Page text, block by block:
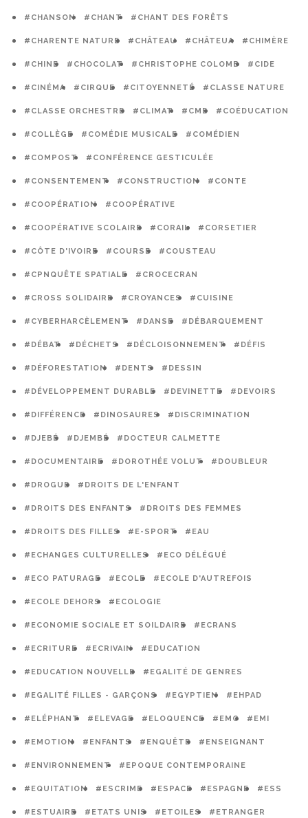
#CHANSON #CHANT #CHANT DES FORÊTS
#CHARENTE NATURE #CHÂTEAU #CHÂTEUA #CHIMÈRE
#CHINE #CHOCOLAT #CHRISTOPHE COLOMB #CIDE
#CINÉMA #CIRQUE #CITOYENNETÉ #CLASSE NATURE
#CLASSE ORCHESTRE #CLIMAT #CME #COÉDUCATION
#COLLÈGE #COMÉDIE MUSICALE #COMÉDIEN
#COMPOST #CONFÉRENCE GESTICULÉE
#CONSENTEMENT #CONSTRUCTION #CONTE
#COOPÉRATION #COOPÉRATIVE
#COOPÉRATIVE SCOLAIRE #CORAIL #CORSETIER
#CÔTE D'IVOIRE #COURSE #COUSTEAU
#CPNQUÊTE SPATIALE #CROCECRAN
#CROSS SOLIDAIRE #CROYANCES #CUISINE
#CYBERHARCÈLEMENT #DANSE #DÉBARQUEMENT
#DÉBAT #DÉCHETS #DÉCLOISONNEMENT #DÉFIS
#DÉFORESTATION #DENTS #DESSIN
#DÉVELOPPEMENT DURABLE #DEVINETTE #DEVOIRS
#DIFFÉRENCE #DINOSAURES #DISCRIMINATION
#DJEBÉ #DJEMBÉ #DOCTEUR CALMETTE
#DOCUMENTAIRE #DOROTHÉE VOLUT #DOUBLEUR
#DROGUE #DROITS DE L'ENFANT
#DROITS DES ENFANTS #DROITS DES FEMMES
#DROITS DES FILLES #E-SPORT #EAU
#ECHANGES CULTURELLES #ECO DÉLÉGUÉ
#ECO PATURAGE #ECOLE #ECOLE D'AUTREFOIS
#ECOLE DEHORS #ECOLOGIE
#ECONOMIE SOCIALE ET SOILDAIRE #ECRANS
#ECRITURE #ECRIVAIN #EDUCATION
#EDUCATION NOUVELLE #EGALITÉ DE GENRES
#EGALITÉ FILLES - GARÇONS #EGYPTIEN #EHPAD
#ELÉPHANT #ELEVAGE #ELOQUENCE #EMC #EMI
#EMOTION #ENFANTS #ENQUÊTE #ENSEIGNANT
#ENVIRONNEMENT #EPOQUE CONTEMPORAINE
#EQUITATION #ESCRIME #ESPACE #ESPAGNE #ESS
#ESTUAIRE #ETATS UNIS #ETOILES #ETRANGER